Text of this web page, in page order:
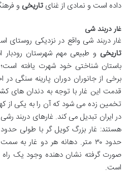
داده است و نمادی از غنای تاریخی و
غار دربند شی
غار دربند شی واقع در نزدیکی روستای
تاریخی و طبیعی مهم شهرستان
باستان شناختی خود شهرت یافته است؛
برخی از جانوران دوران پارینه سنگی در
تخمین زده می شود که آن را به یکی از
در ایران تبدیل می کند. غارهای دربند
حدود ۳۰ متر. دهانه هر دو غار
صورت گرفته نشان دهنده وجود یک راه
است.